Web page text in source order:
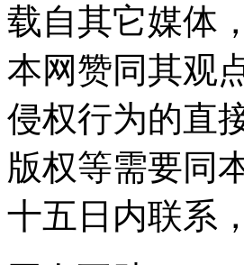
载自其它媒体
本网赞同其观
侵权行为的直
版权等需要同
十五日内联系